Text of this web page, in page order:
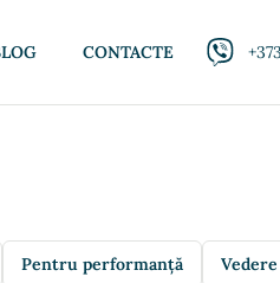
CONTACTE
Pentru performanță Vedere